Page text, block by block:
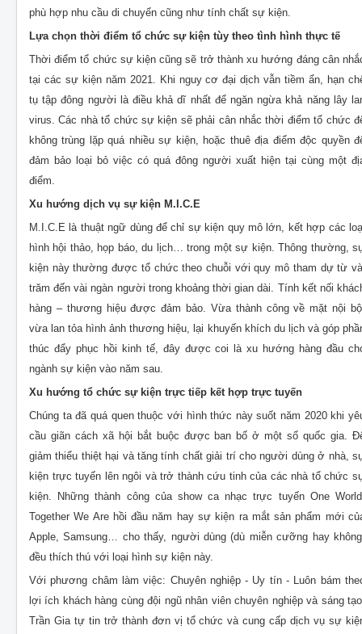
phù hợp nhu cầu di chuyển cũng như tính chất sự kiện.
Lựa chọn thời điểm tổ chức sự kiện tùy theo tình hình thực tế
Thời điểm tổ chức sự kiện cũng sẽ trở thành xu hướng đáng cân
tại các sự kiện năm 2021. Khi nguy cơ đại dịch vẫn tiềm ẩn, hạn
tụ tập đông người là điều khả dĩ nhất để ngăn ngừa khả năng lây
virus. Các nhà tổ chức sự kiện sẽ phải cân nhắc thời điểm tổ chức
không trùng lặp quá nhiều sự kiện, hoặc thuê địa điểm độc quyền
đảm bảo loại bỏ việc có quá đông người xuất hiện tại cùng một
điểm.
Xu hướng dịch vụ sự kiện M.I.C.E
M.I.C.E là thuật ngữ dùng để chỉ sự kiện quy mô lớn, kết hợp các
hình hội thảo, họp báo, du lịch… trong một sự kiện. Thông thường,
kiện này thường được tổ chức theo chuỗi với quy mô tham dự từ
trăm đến vài ngàn người trong khoảng thời gian dài. Tính kết nối
hàng – thương hiệu được đảm bảo. Vừa thành công về mặt nội
vừa lan tỏa hình ảnh thương hiệu, lại khuyến khích du lịch và góp
thúc đẩy phục hồi kinh tế, đây được coi là xu hướng hàng đầu
ngành sự kiện vào năm sau.
Xu hướng tổ chức sự kiện trực tiếp kết hợp trực tuyến
Chúng ta đã quá quen thuộc với hình thức này suốt năm 2020 khi
cầu giãn cách xã hội bắt buộc được ban bố ở một số quốc gia.
giảm thiểu thiệt hại và tăng tính chất giải trí cho người dùng ở nhà,
kiện trực tuyến lên ngôi và trở thành cứu tinh của các nhà tổ chức
kiện. Những thành công của show ca nhạc trực tuyến One
Together We Are hồi đầu năm hay sự kiện ra mắt sản phẩm mới
Apple, Samsung… cho thấy, người dùng (dù miễn cưỡng hay
đều thích thú với loại hình sự kiện này.
Với phương châm làm việc: Chuyên nghiệp - Uy tín - Luôn bám
lợi ích khách hàng cùng đội ngũ nhân viên chuyên nghiệp và sáng
Trần Gia tự tin trở thành đơn vị tổ chức và cung cấp dịch vụ sự